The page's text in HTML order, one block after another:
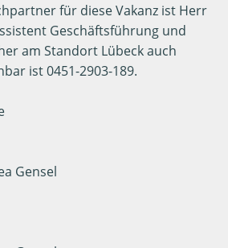
für diese Vakanz ist Herr
Geschäftsführung und
am Standort Lübeck auch
ist 0451-2903-189.
Gensel